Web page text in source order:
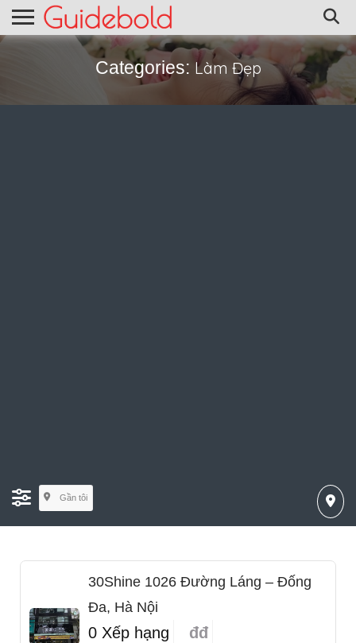
Categories: Làm Đẹp
Gần tôi
30Shine 1026 Đường Láng – Đống
Đa, Hà Nội
0 Xếp hạng
đđ